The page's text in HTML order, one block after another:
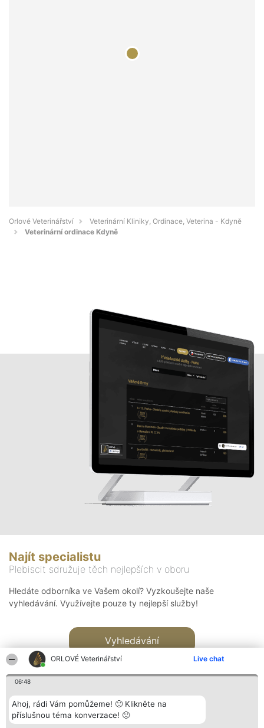
ORLOVÉ Veterinářství Live chat
06:48
Ahoj, rádi Vám pomůžeme! 🙂 Klikněte na
příslušnou téma konverzace! 🙂
Orlové Veterinářství
Veterinární Kliniky, Ordinace, Veterina - Kdyně
Veterinární ordinace Kdyně
Najít specialistu
Plebiscit sdružuje těch nejlepších v oboru
Hledáte odborníka ve Vašem okolí? Vyzkoušejte naše
vyhledávání. Využívejte pouze ty nejlepší služby!
Vyhledávání